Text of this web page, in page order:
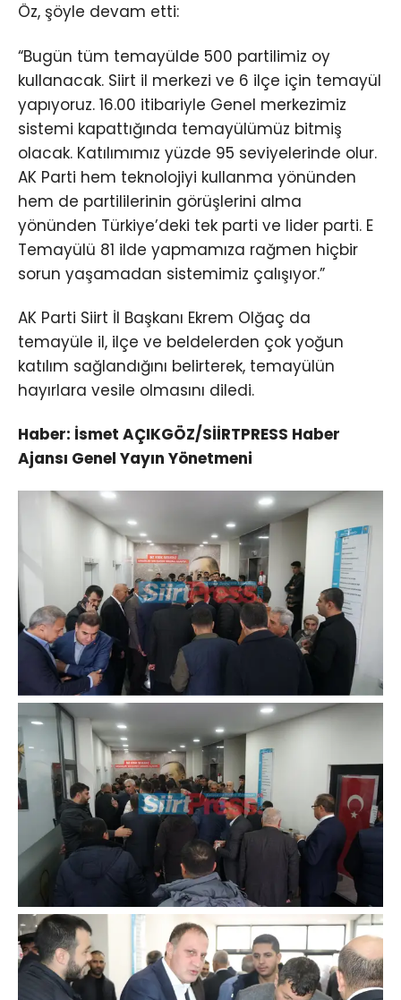
Öz, şöyle devam etti:
“Bugün tüm temayülde 500 partilimiz oy
kullanacak. Siirt il merkezi ve 6 ilçe için temayül
yapıyoruz. 16.00 itibariyle Genel merkezimiz
sistemi kapattığında temayülümüz bitmiş
olacak. Katılımımız yüzde 95 seviyelerinde olur.
AK Parti hem teknolojiyi kullanma yönünden
hem de partililerinin görüşlerini alma
yönünden Türkiye’deki tek parti ve lider parti. E
Temayülü 81 ilde yapmamıza rağmen hiçbir
sorun yaşamadan sistemimiz çalışıyor.”
AK Parti Siirt İl Başkanı Ekrem Olğaç da
temayüle il, ilçe ve beldelerden çok yoğun
katılım sağlandığını belirterek, temayülün
hayırlara vesile olmasını diledi.
Haber: İsmet AÇIKGÖZ/SİİRTPRESS Haber
Ajansı Genel Yayın Yönetmeni